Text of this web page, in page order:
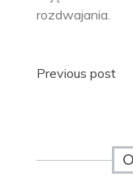
rozdwajania.
Previous post